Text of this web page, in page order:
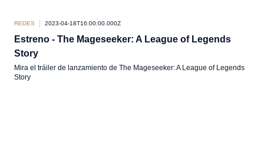
REDES 2023-04-18T16:00:00.000Z
Estreno - The Mageseeker: A League of Legends
Story
Mira el tráiler de lanzamiento de The Mageseeker: A League of Legends
Story